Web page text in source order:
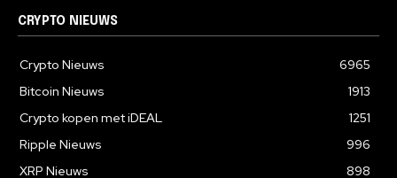
CRYPTO NIEUWS
Crypto Nieuws
6965
Bitcoin Nieuws
1913
Crypto kopen met iDEAL
1251
Ripple Nieuws
996
XRP Nieuws
898